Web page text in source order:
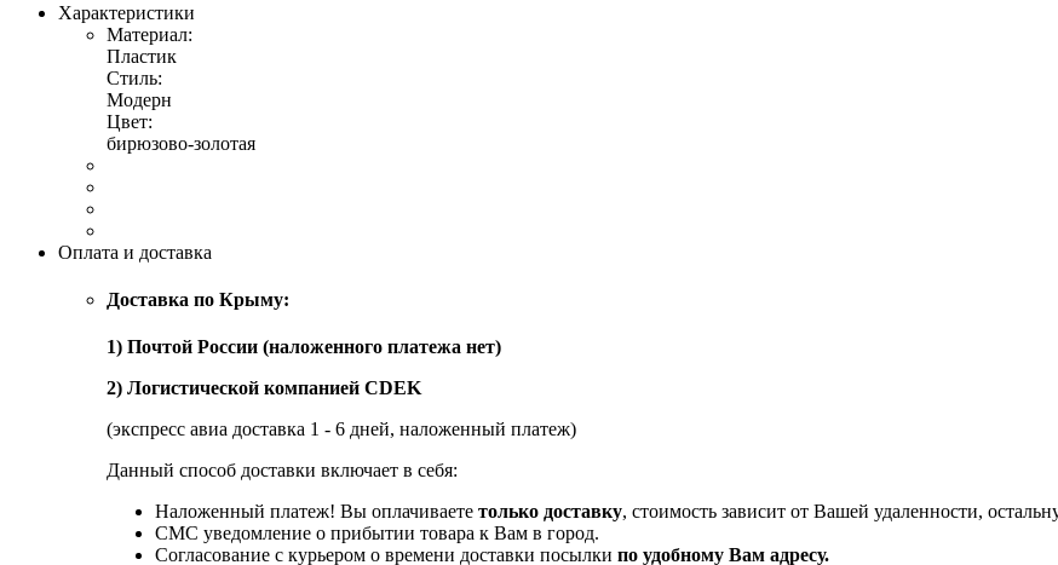
Характеристики
Материал:
Пластик
Стиль:
Модерн
Цвет:
бирюзово-золотая
Оплата и доставка
Доставка по Крыму:
1) Почтой России (наложенного платежа нет)
2) Логистической компанией CDEK
(экспресс авиа доставка 1 - 6 дней, наложенный платеж)
Данный способ доставки включает в себя:
Наложенный платеж! Вы оплачиваете только доставку, стоимость зависит от Вашей удаленности,
СМС уведомление о прибытии товара к Вам в город.
Согласование с курьером о времени доставки посылки по удобному Вам адресу.